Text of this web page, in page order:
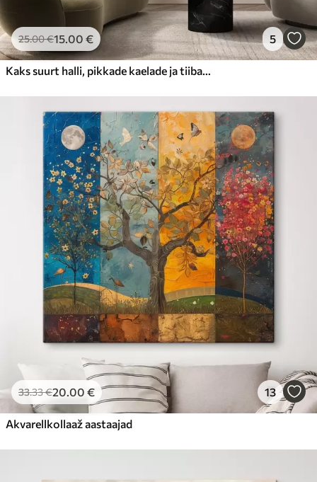
25.00€15.00 € 5
Kaks suurt halli, pikkade kaelade ja tiibadega kraanat, mis seisavad puudest ümbritsetud udujärves
33.33€20.00 € 13
Akvarellkollaaž aastaajad